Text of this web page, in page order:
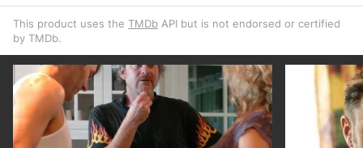
This product uses the TMDb API but is not endorsed or certified
by TMDb.